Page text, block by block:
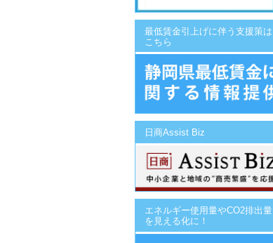
最低賃金引上げに伴う支援策は
こちら
日商Assist Biz
エネルギー使用量やCO2排出量
を見える化に！